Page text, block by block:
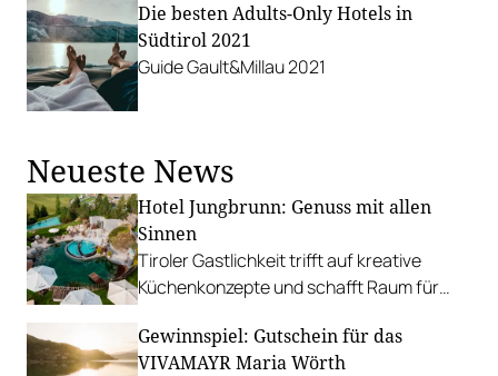
zwischen Modernität und Gemütlichkeit.
Die besten Adults-Only Hotels in
Südtirol 2021
Guide Gault&Millau 2021
Neueste News
Hotel Jungbrunn: Genuss mit allen
Sinnen
Tiroler Gastlichkeit trifft auf kreative
Küchenkonzepte und schafft Raum für
Gewinnen Sie eine Auszeit in Tannheim.
Gewinnspiel: Gutschein für das
VIVAMAYR Maria Wörth